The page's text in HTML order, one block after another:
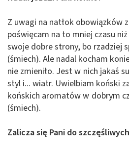
Z uwagi na natłok obowiązków
poświęcam na to mniej czasu
swoje dobre strony, bo rzadziej
(śmiech). Ale nadal kocham
nie zmieniło. Jest w nich jakaś
styl i... wiatr. Uwielbiam koński
końskich aromatów w dobrym
(śmiech).
Zalicza się Pani do